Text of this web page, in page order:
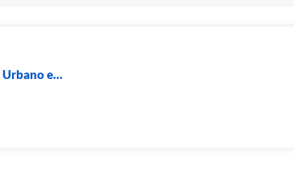
e...